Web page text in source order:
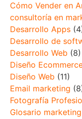
Cómo Vender en
consultoría en
Desarrollo Apps
Desarrollo de
Desarrollo Web (8)
Diseño
Diseño Web (11)
Email marketing
Fotografía
Glosario marketing